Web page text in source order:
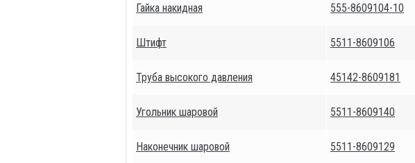
Гайка накидная 555-8609104-10
Штифт 5511-8609106
Труба высокого давления 45142-8609181
Угольник шаровой 5511-8609140
Наконечник шаровой 5511-8609129